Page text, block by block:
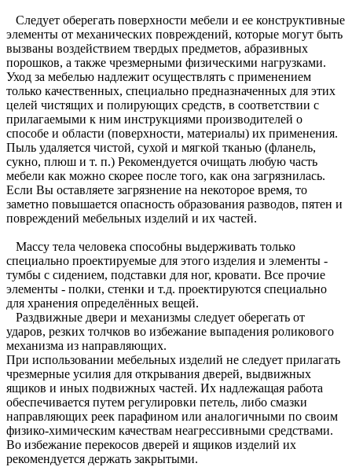
Следует оберегать поверхности мебели и ее конструктивные
элементы от механических повреждений, которые могут быть
вызваны воздействием твердых предметов, абразивных
порошков, а также чрезмерными физическими нагрузками.
Уход за мебелью надлежит осуществлять с применением
только качественных, специально предназначенных для этих
целей чистящих и полирующих средств, в соответствии с
прилагаемыми к ним инструкциями производителей о
способе и области (поверхности, материалы) их применения.
Пыль удаляется чистой, сухой и мягкой тканью (фланель,
сукно, плюш и т. п.) Рекомендуется очищать любую часть
мебели как можно скорее после того, как она загрязнилась.
Если Вы оставляете загрязнение на некоторое время, то
заметно повышается опасность образования разводов, пятен и
повреждений мебельных изделий и их частей.
Массу тела человека способны выдерживать только
специально проектируемые для этого изделия и элементы -
тумбы с сидением, подставки для ног, кровати. Все прочие
элементы - полки, стенки и т.д. проектируются специально
для хранения определённых вещей.
Раздвижные двери и механизмы следует оберегать от
ударов, резких толчков во избежание выпадения роликового
механизма из направляющих.
При использовании мебельных изделий не следует прилагать
чрезмерные усилия для открывания дверей, выдвижных
ящиков и иных подвижных частей. Их надлежащая работа
обеспечивается путем регулировки петель, либо смазки
направляющих реек парафином или аналогичными по своим
физико-химическим качествам неагрессивными средствами.
Во избежание перекосов дверей и ящиков изделий их
рекомендуется держать закрытыми.